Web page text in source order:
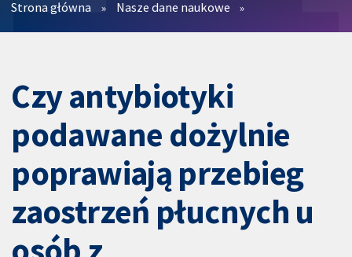
Strona główna Nasze dane naukowe
Czy antybiotyki
podawane dożylnie
poprawiają przebieg
zaostrzeń płucnych u